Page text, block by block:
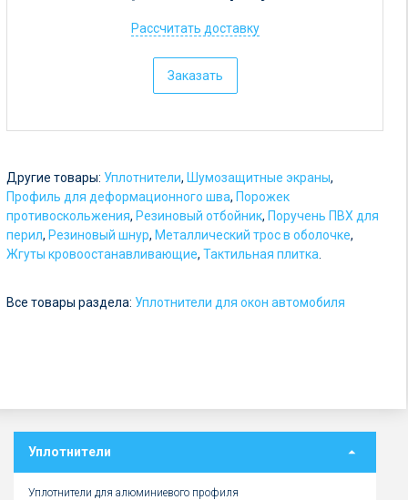
о
т
5
р
б
Рассчитать доставку
Заказать
Другие товары: Уплотнители, Шумозащитные экраны,
Профиль для деформационного шва, Порожек
противоскольжения, Резиновый отбойник, Поручень ПВХ для
перил, Резиновый шнур, Металлический трос в оболочке,
Жгуты кровоостанавливающие, Тактильная плитка
Все товары раздела: Уплотнители для окон автомобиля
Уплотнители
Уплотнители для алюминиевого профиля